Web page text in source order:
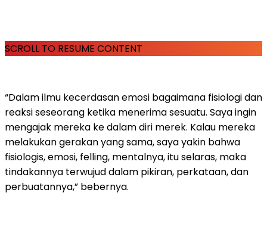
SCROLL TO RESUME CONTENT
“Dalam ilmu kecerdasan emosi bagaimana fisiologi dan
reaksi seseorang ketika menerima sesuatu. Saya ingin
mengajak mereka ke dalam diri merek. Kalau mereka
melakukan gerakan yang sama, saya yakin bahwa
fisiologis, emosi, felling, mentalnya, itu selaras, maka
tindakannya terwujud dalam pikiran, perkataan, dan
perbuatannya,” bebernya.